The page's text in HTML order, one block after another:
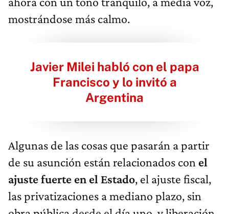
mostrándose más calmo.
Javier Milei habló con el papa
Francisco y lo invitó a
Argentina
Algunas de las cosas que pasarán a partir
de su asunción están relacionados con el
ajuste fuerte en el Estado, el ajuste fiscal,
las privatizaciones a mediano plazo, sin